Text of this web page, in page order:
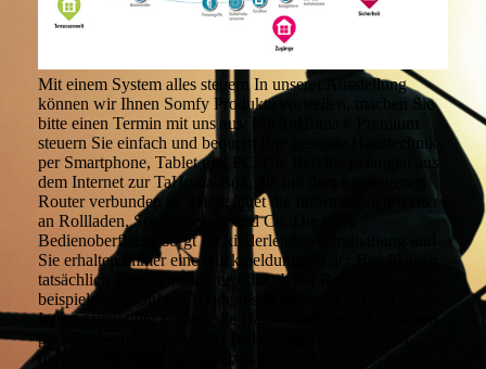
Mit einem System alles steuern In unserer Ausstellung
können wir Ihnen Somfy Produkte vorstellen, machen Sie
bitte einen Termin mit uns aus. Mit TaHoma® Premium
steuern Sie einfach und bequem Ihre gesamte Haustechnik
per Smartphone, Tablet und PC. Die Befehle gelangen aus
dem Internet zur TaHoma-Box, die mit dem hauseigenen
Router verbunden ist. Diese leitet die Informationen weiter
an Rollladen, Sonnenschutz und Co. Die klare
Bedienoberfläche sorgt für kinderleichte Handhabung und
Sie erhalten immer eine Rückmeldung, ob der Befehl auch
tatsächlich ausgeführt wurde oder ob der Rollladen
beispielsweise auf ein Hindernis gelaufen ist. Neben dieser
Internetsteuerung können die Haustechnikprodukte zudem
per Hand- und Wandsender bedient werden. So macht
moderne Hausautomation Spaß.